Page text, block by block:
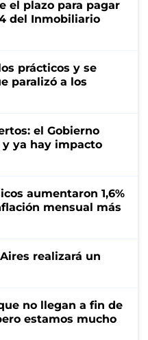
el plazo para pagar
del Inmobiliario
prácticos y se
paralizó a los
el Gobierno
y ya hay impacto
aumentaron 1,6%
mensual más
realizará un
no llegan a fin de
estamos mucho